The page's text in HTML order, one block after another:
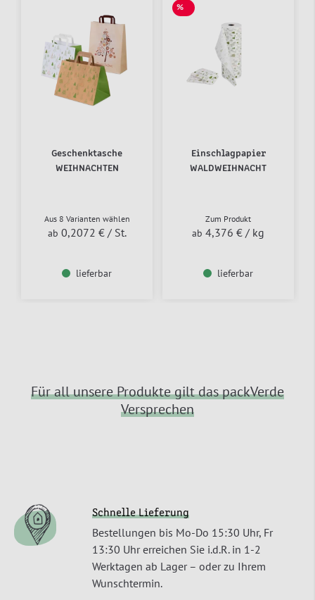
Geschenktasche
WEIHNACHTEN
Aus 8 Varianten wählen
ab 0,2072 € / St.
lieferbar
%
Einschlagpapier
WALDWEIHNACHT
Zum Produkt
ab 4,376 € / kg
lieferbar
Für all unsere Produkte gilt das packVerde
Versprechen
Schnelle Lieferung
Bestellungen bis Mo-Do 15:30 Uhr, Fr
13:30 Uhr erreichen Sie i.d.R. in 1-2
Werktagen ab Lager – oder zu Ihrem
Wunschtermin.